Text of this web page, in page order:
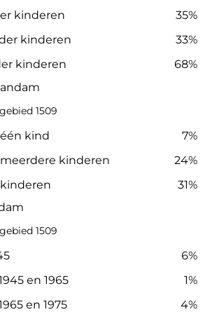
kinderen
35%
kinderen
33%
kinderen
68%
1509
kind
7%
kinderen
24%
31%
1509
6%
en 1965
1%
en 1975
4%